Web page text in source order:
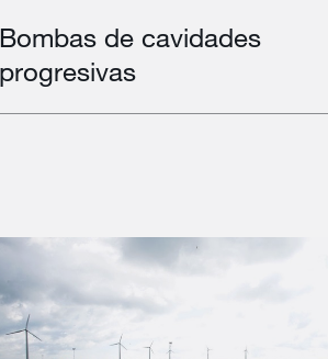
de cavidades